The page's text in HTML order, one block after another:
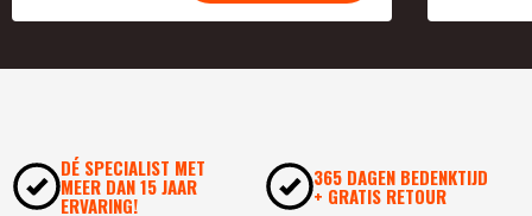
DÉ SPECIALIST MET
MEER DAN 15 JAAR
ERVARING!
365 DAGEN BEDENKTIJD
+ GRATIS RETOUR